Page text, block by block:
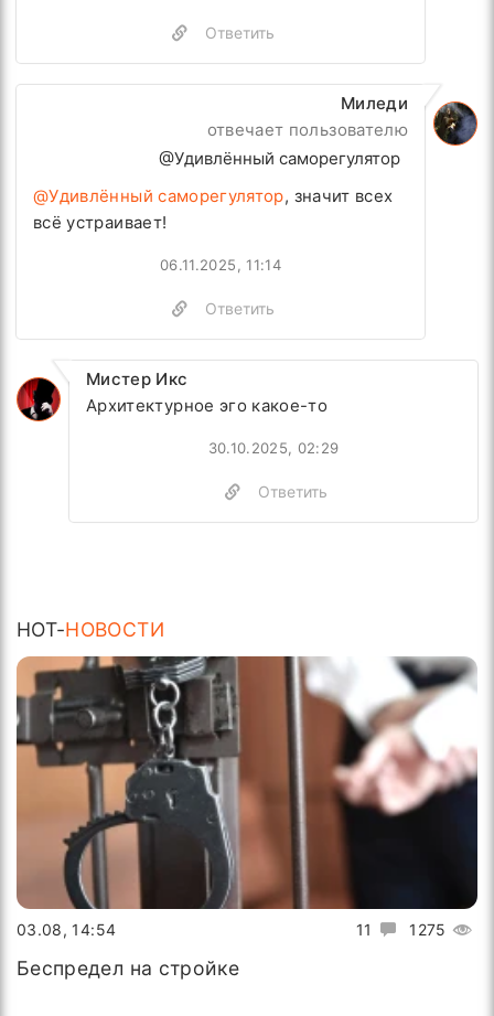
Ответить
Миледи
отвечает пользователю
@Удивлённый саморегулятор
@Удивлённый саморегулятор, значит всех
всё устраивает!
Ответить
06.11.2025, 11:14
Мистер Икс
Архитектурное эго какое-то
30.10.2025, 02:29
Ответить
HOT-НОВОСТИ
11 1275
03.08, 14:54
Беспредел на стройке